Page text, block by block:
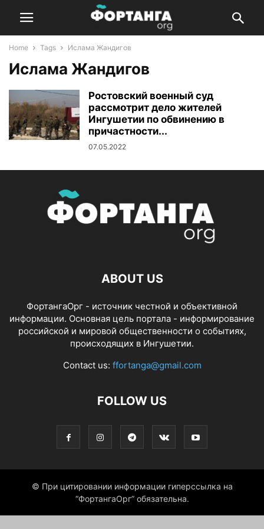
Home Tags Ислама Жандигов
Ислама Жандигов
Ростовский военный суд
рассмотрит дело жителей
Ингушетии по обвинению в
причастности...
07.05.2022
ABOUT US
ФортангаОрг - источник честной и объективной
информации. Основная цель портала - информирование
российской и мировой общественности о событиях,
происходящих в Ингушетии.
Contact us: ffortanga@gmail.com
FOLLOW US
© При цитировании информации гиперссылка на
“ФортангаОрг” обязательна.